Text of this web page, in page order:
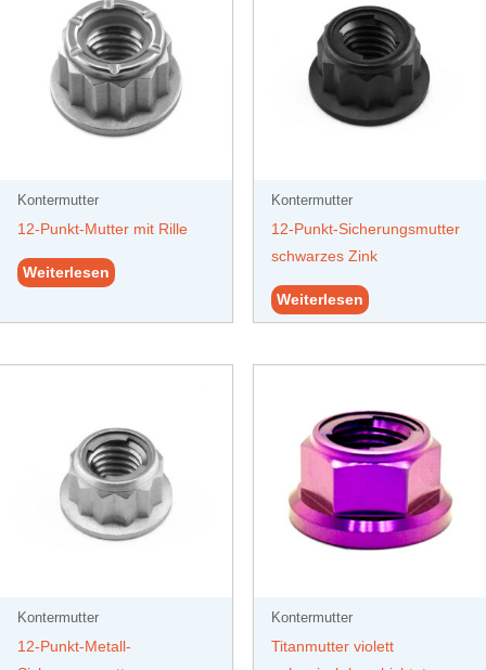
Kontermutter
12-Punkt-Mutter mit Rille
Weiterlesen
Kontermutter
12-Punkt-Sicherungsmutter
schwarzes Zink
Weiterlesen
Kontermutter
12-Punkt-Metall-
Kontermutter
Titanmutter violett